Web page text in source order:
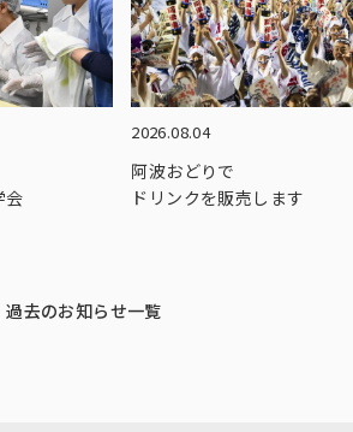
会
2026.08.04
阿波おどりで
ドリンクを販売します
過去のお知らせ一覧